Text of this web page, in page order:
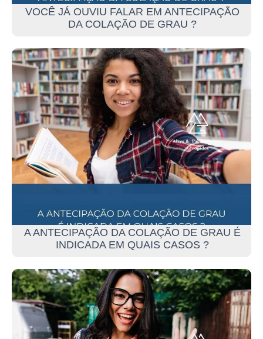
VOCÊ JÁ OUVIU FALAR EM ANTECIPAÇÃO
DA COLAÇÃO DE GRAU ?
A ANTECIPAÇÃO DA COLAÇÃO DE GRAU É
INDICADA EM QUAIS CASOS ?